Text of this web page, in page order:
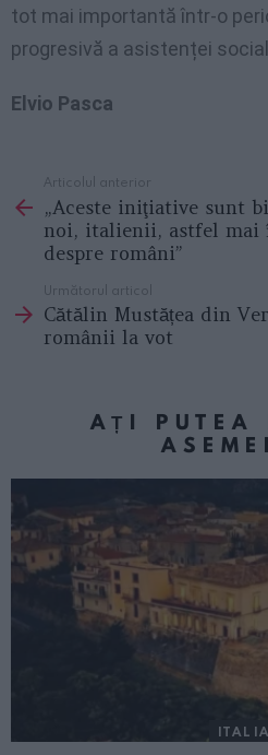
tot mai importantă într-o
progresivă a asistenței
Elvio Pasca
more
Articolul anterior
„Aceste iniţiative sunt
noi, italienii, astfel mai
despre români”
Următorul articol
Cătălin Mustățea din
românii la vot
AȚI PUTEA
ITALIA